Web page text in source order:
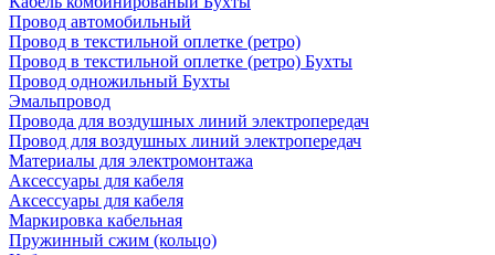
Провод автомобильный
Провод в текстильной оплетке (ретро)
Провод в текстильной оплетке (ретро) Бухты
Провод одножильный Бухты
Эмальпровод
Провода для воздушных линий электропередач
Провод для воздушных линий электропередач
Материалы для электромонтажа
Аксессуары для кабеля
Аксессуары для кабеля
Маркировка кабельная
Пружинный сжим (кольцо)